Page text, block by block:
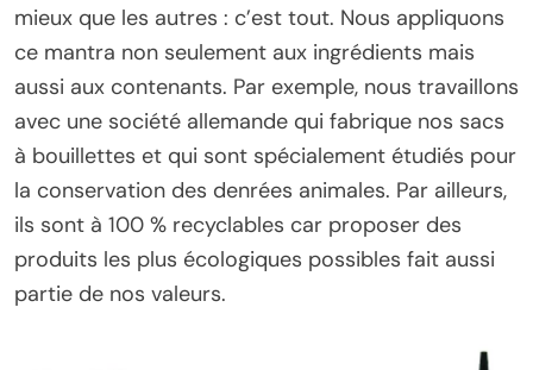
mieux que les autres : c’est tout. Nous appliquons
ce mantra non seulement aux ingrédients mais
aussi aux contenants. Par exemple, nous travaillons
avec une société allemande qui fabrique nos sacs
à bouillettes et qui sont spécialement étudiés pour
la conservation des denrées animales. Par ailleurs,
ils sont à 100 % recyclables car proposer des
produits les plus écologiques possibles fait aussi
partie de nos valeurs.